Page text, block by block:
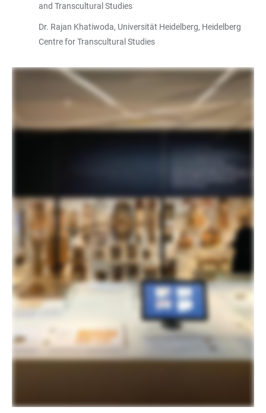
and Transcultural Studies
Dr. Rajan Khatiwoda, Universität Heidelberg, Heidelberg
Centre for Transcultural Studies